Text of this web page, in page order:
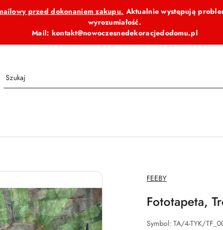
przed dokonaniem zakupu. Aktualnie występują
wyrozumiałość.
Mail: kontakt@nowoczesnedekoracjedodomu.pl
NAZWA
PRODUCENTA:
FEEBY
Fototapeta,
Symbol: TA/4-TYK/